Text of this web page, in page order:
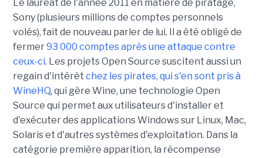
Le lauréat de l'année 2011 en matière de piratage,
Sony (plusieurs millions de comptes personnels
volés), fait de nouveau parler de lui. Il a été obligé de
fermer93 000 comptes après une attaque contre
ceux-ci. Les projets Open Source suscitent aussi un
regain d'intérêt chez les pirates, qui s'en sont pris à
WineHQ, qui gère Wine, une technologie Open
Source qui permet aux utilisateurs d'installer et
d'exécuter des applications Windows sur Linux, Mac,
Solaris et d'autres systèmes d'exploitation. Dans la
catégorie première apparition, la récompense